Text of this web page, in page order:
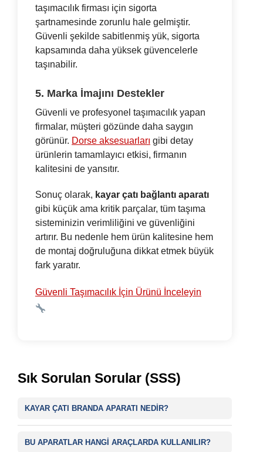
taşımacılık firması için sigorta
şartnamesinde zorunlu hale gelmiştir.
Güvenli şekilde sabitlenmiş yük, sigorta
kapsamında daha yüksek güvencelerle
taşınabilir.
5. Marka İmajını Destekler
Güvenli ve profesyonel taşımacılık yapan
firmalar, müşteri gözünde daha saygın
görünür. Dorse aksesuarları gibi detay
ürünlerin tamamlayıcı etkisi, firmanın
kalitesini de yansıtır.
Sonuç olarak, kayar çatı bağlantı aparatı
gibi küçük ama kritik parçalar, tüm taşıma
sisteminizin verimliliğini ve güvenliğini
artırır. Bu nedenle hem ürün kalitesine hem
de montaj doğruluğuna dikkat etmek büyük
fark yaratır.
Güvenli Taşımacılık İçin Ürünü İnceleyin
Sık Sorulan Sorular (SSS)
KAYAR ÇATI BRANDA APARATI NEDIR?
BU APARATLAR HANGI ARAÇLARDA KULLANILIR?